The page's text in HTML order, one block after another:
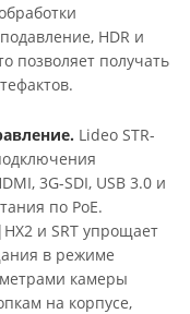
HDR и
позволяет получать
Lideo STR-
3G-SDI, USB 3.0 и
по PoE.
и SRT упрощает
в режиме
камеры
на корпусе,